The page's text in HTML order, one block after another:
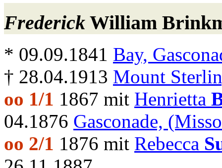
Frederick William
* 09.09.1841 Bay,
† 28.04.1913 Mount
oo 1/1 1867 mit Henrietta
04.1876 Gasconade,
oo 2/1 1876 mit Rebecca